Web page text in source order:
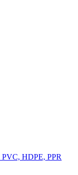
HDPE, PPR